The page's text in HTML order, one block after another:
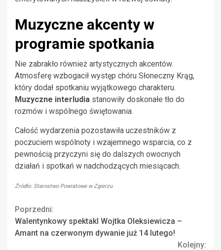
Muzyczne akcenty w
programie spotkania
Nie zabrakło również artystycznych akcentów.
Atmosferę wzbogacił występ chóru Słoneczny Krąg,
który dodał spotkaniu wyjątkowego charakteru.
Muzyczne interludia stanowiły doskonałe tło do
rozmów i wspólnego świętowania.
Całość wydarzenia pozostawiła uczestników z
poczuciem wspólnoty i wzajemnego wsparcia, co z
pewnością przyczyni się do dalszych owocnych
działań i spotkań w nadchodzących miesiącach.
Źródło: Starostwo Powiatowe w Zgierzu
Continue
Reading
Poprzedni:
Walentynkowy spektakl Wojtka Oleksiewicza –
Amant na czerwonym dywanie już 14 lutego!
Kolejny: